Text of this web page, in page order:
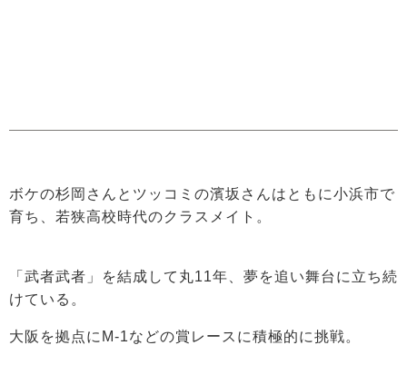
ボケの杉岡さんとツッコミの濱坂さんはともに小浜市で
育ち、若狭高校時代のクラスメイト。
「武者武者」を結成して丸11年、夢を追い舞台に立ち続
けている。
大阪を拠点にM-1などの賞レースに積極的に挑戦。